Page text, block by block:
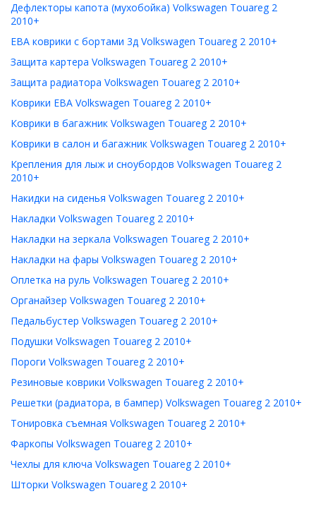
Дефлекторы капота (мухобойка) Volkswagen Touareg 2
2010+
ЕВА коврики с бортами 3д Volkswagen Touareg 2 2010+
Защита картера Volkswagen Touareg 2 2010+
Защита радиатора Volkswagen Touareg 2 2010+
Коврики ЕВА Volkswagen Touareg 2 2010+
Коврики в багажник Volkswagen Touareg 2 2010+
Коврики в салон и багажник Volkswagen Touareg 2 2010+
Крепления для лыж и сноубордов Volkswagen Touareg 2
2010+
Накидки на сиденья Volkswagen Touareg 2 2010+
Накладки Volkswagen Touareg 2 2010+
Накладки на зеркала Volkswagen Touareg 2 2010+
Накладки на фары Volkswagen Touareg 2 2010+
Оплетка на руль Volkswagen Touareg 2 2010+
Органайзер Volkswagen Touareg 2 2010+
Педальбустер Volkswagen Touareg 2 2010+
Подушки Volkswagen Touareg 2 2010+
Пороги Volkswagen Touareg 2 2010+
Резиновые коврики Volkswagen Touareg 2 2010+
Решетки (радиатора, в бампер) Volkswagen Touareg 2 2010+
Тонировка съемная Volkswagen Touareg 2 2010+
Фаркопы Volkswagen Touareg 2 2010+
Чехлы для ключа Volkswagen Touareg 2 2010+
Шторки Volkswagen Touareg 2 2010+